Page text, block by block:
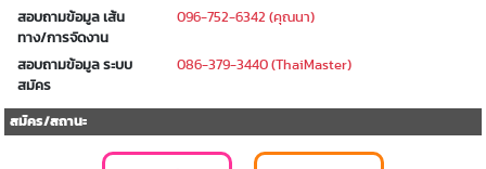
สอบถามข้อมูล เส้น
ทาง/การจัดงาน
096-752-6342 (คุณนา)
สอบถามข้อมูล ระบบ
สมัคร
086-379-3440 (ThaiMaster)
สมัคร/สถานะ